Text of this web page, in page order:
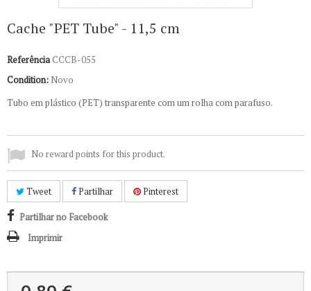
Cache "PET Tube" - 11,5 cm
ReferênciaCCCB-055
Condition: Novo
Tubo em plástico (PET) transparente com um rolha com parafuso.
No reward points for this product.
Tweet Partilhar Pinterest
Partilhar no Facebook
Imprimir